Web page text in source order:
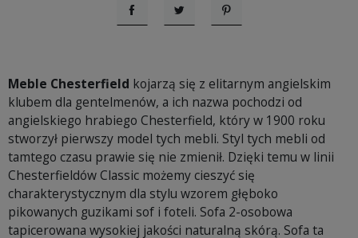
UdostępnijTweetujPinterest
Meble Chesterfield kojarzą się z elitarnym angielskim
klubem dla gentelmenów, a ich nazwa pochodzi od
angielskiego hrabiego Chesterfield, który w 1900 roku
stworzył pierwszy model tych mebli. Styl tych mebli od
tamtego czasu prawie się nie zmienił. Dzięki temu w linii
Chesterfieldów Classic możemy cieszyć się
charakterystycznym dla stylu wzorem głęboko
pikowanych guzikami sof i foteli. Sofa 2-osobowa
tapicerowana wysokiej jakości naturalną skórą. Sofa ta